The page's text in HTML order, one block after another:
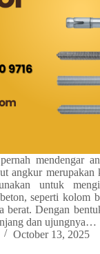
mendengar
angkur merupakan
untuk
seperti kolom
berat. Dengan
dan ujungnya…
October 13, 2025